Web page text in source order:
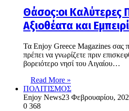
Θάσος:οι Καλύτερες
Αξιοθέατα και
Τα Enjoy Greece Magazines σας
πρέπει να γνωρίζετε πριν
βορειότερο νησί του Αιγαίου…
Read More »
ΠΟΛΙΤΙΣΜΟΣ
Enjoy News23 Φεβρουαρίου,
0 368